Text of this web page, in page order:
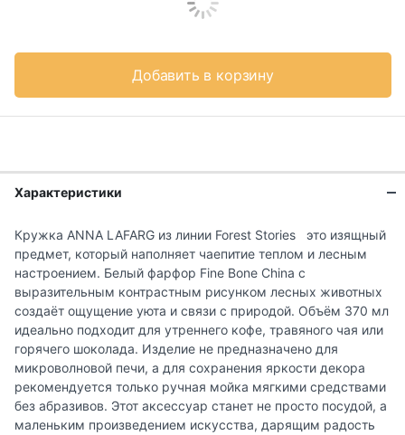
Добавить в корзину
Характеристики
Кружка ANNA LAFARG из линии Forest Stories это изящный
предмет, который наполняет чаепитие теплом и лесным
настроением. Белый фарфор Fine Bone China с
выразительным контрастным рисунком лесных животных
создаёт ощущение уюта и связи с природой. Объём 370 мл
идеально подходит для утреннего кофе, травяного чая или
горячего шоколада. Изделие не предназначено для
микроволновой печи, а для сохранения яркости декора
рекомендуется только ручная мойка мягкими средствами
без абразивов. Этот аксессуар станет не просто посудой, а
маленьким произведением искусства, дарящим радость